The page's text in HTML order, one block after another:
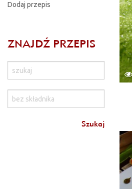
Dodaj przepis
ZNAJDŹ PRZEPIS